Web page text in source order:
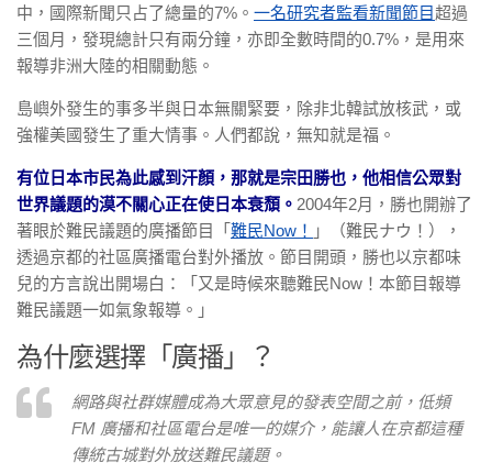
中，國際新聞只占了總量的7%。 一名研究者監看新聞節目超過
三個月，發現總計只有兩分鐘，亦即全數時間的0.7%，是用來
報導非洲大陸的相關動態。
島嶼外發生的事多半與日本無關緊要，除非北韓試放核武，或
強權美國發生了重大情事。人們都說，無知就是福。
有位日本市民為此感到汗顏，那就是宗田勝也，他相信公眾對
世界議題的漠不關心正在使日本衰頹。 2004年2月，勝也開辦了
著眼於難民議題的廣播節目「 難民Now！ 」（難民ナウ！），
透過京都的社區廣播電台對外播放。節目開頭，勝也以京都味
兒的方言說出開場白：「又是時候來聽難民Now！本節目報導
難民議題一如氣象報導。」
為什麼選擇「廣播」？
網路與社群媒體成為大眾意見的發表空間之前，低頻
FM 廣播和社區電台是唯一的媒介，能讓人在京都這種
傳統古城對外放送難民議題。